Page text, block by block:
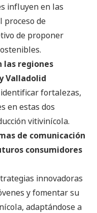
influyen en las
proceso de
de proponer
las regiones
Valladolid
fortalezas,
en estas dos
vitivinícola.
de comunicación
consumidores
innovadoras
y fomentar su
adaptándose a